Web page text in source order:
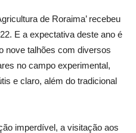
de Roraima’ recebeu
E a expectativa deste ano é
nove talhões com diversos
no campo experimental,
e claro, além do tradicional
imperdível, a visitação aos